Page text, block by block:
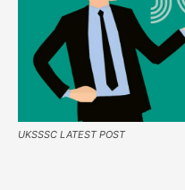
UKSSSC LATEST POST